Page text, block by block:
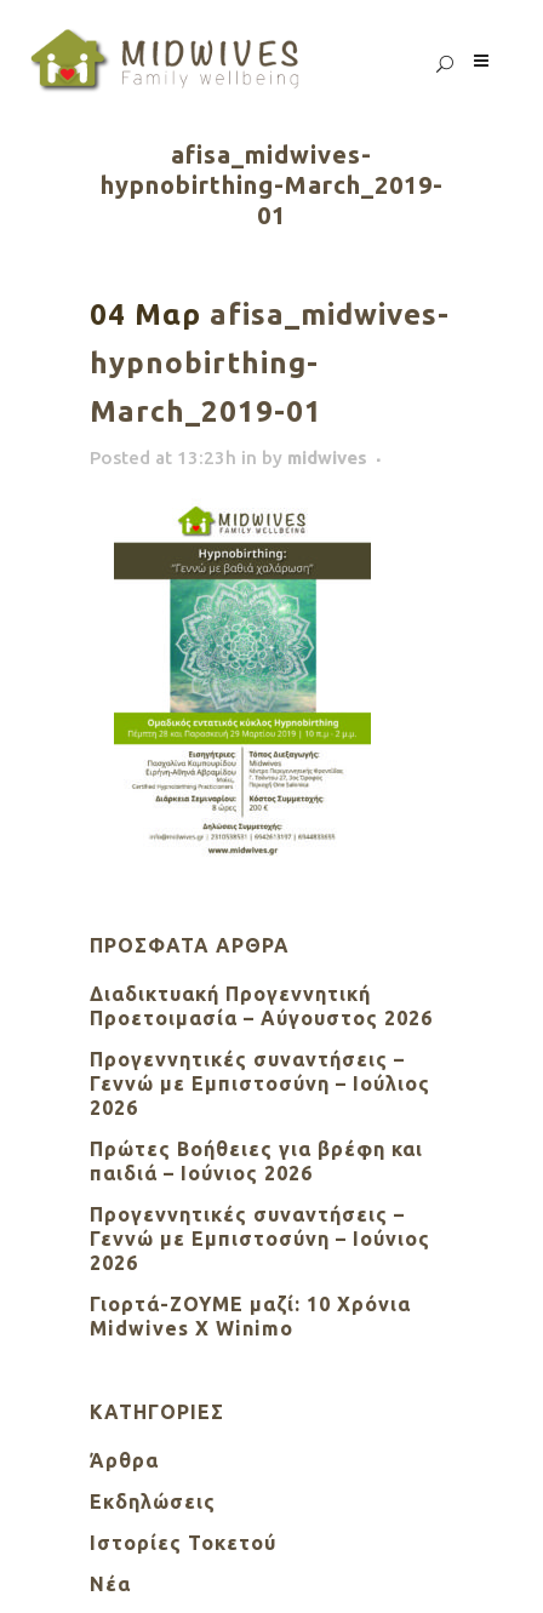
afisa_midwives-
hypnobirthing-March_2019-
01
04 Μαρ afisa_midwives-
hypnobirthing-
March_2019-01
Posted at 13:23h in by midwives
ΠΡΌΣΦΑΤΑ ΆΡΘΡΑ
Διαδικτυακή Προγεννητική
Προετοιμασία – Αύγουστος 2026
Προγεννητικές συναντήσεις –
Γεννώ με Εμπιστοσύνη – Ιούλιος
2026
Πρώτες Βοήθειες για βρέφη και
παιδιά – Ιούνιος 2026
Προγεννητικές συναντήσεις –
Γεννώ με Εμπιστοσύνη – Ιούνιος
2026
Γιορτά-ΖΟΥΜΕ μαζί: 10 Χρόνια
Midwives X Winimo
KΑΤΗΓΟΡΊΕΣ
Άρθρα
Εκδηλώσεις
Ιστορίες Τοκετού
Νέα